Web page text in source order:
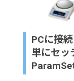
PCに接
単にセッ
ParamSet